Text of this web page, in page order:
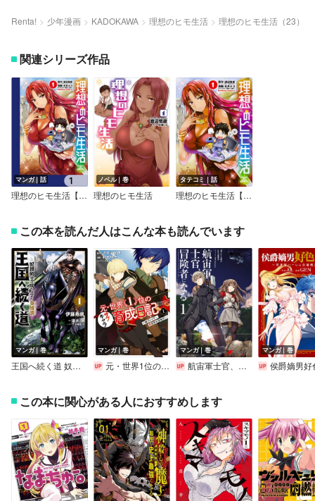
Renta! 少年漫画 KADOKAWA 理想のヒモ生活 理想のヒモ生活（23）
関連シリーズ作品
マンガ｜話
理想のヒモ生活【分冊版】
ノベル｜巻
理想のヒモ生活
タテコミ｜話
理想のヒモ生活【タテスク】【フルカラー】
この本を読んだ人はこんな本も読んでいます
マンガ｜巻
王国へ続く道 奴隷剣士の成り上がり英雄譚
マンガ｜巻
元・世界1位のサブキャラ育成日記 ～廃プレイヤー、異世界を攻略中！～
マンガ｜巻
航宙軍士官、冒険者になる
マンガ｜巻
侯爵嫡男好色物語 ～異世界ハーレム英
この本に関心がある人におすすめします